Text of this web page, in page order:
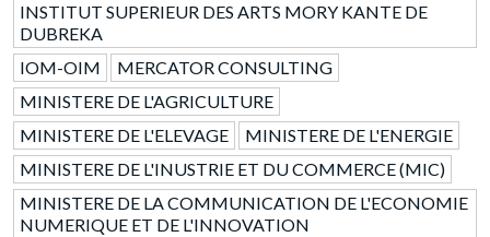
INSTITUT SUPERIEUR DES ARTS MORY KANTE DE
DUBREKA
IOM-OIM
MERCATOR CONSULTING
MINISTERE DE L'AGRICULTURE
MINISTERE DE L'ELEVAGE
MINISTERE DE L'ENERGIE
MINISTERE DE L'INUSTRIE ET DU COMMERCE (MIC)
MINISTERE DE LA COMMUNICATION DE L'ECONOMIE
NUMERIQUE ET DE L'INNOVATION